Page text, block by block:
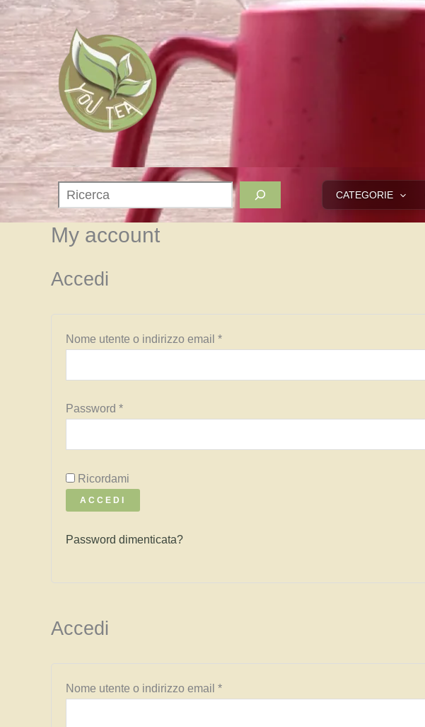
Vai
al
contenuto
Cerca CATEGORIE
My account
Accedi
Nome utente o indirizzo email *Richiesto
Password *Richiesto
Ricordami
ACCEDI
Password dimenticata?
Accedi
Nome utente o indirizzo email *Richiesto